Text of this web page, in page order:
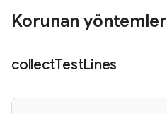
Korunan yöntemler
collectTestLines